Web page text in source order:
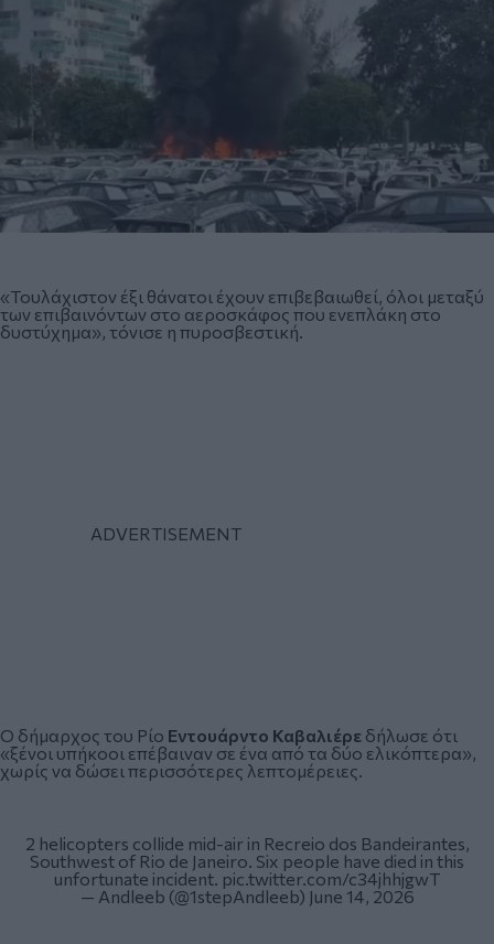
«Τουλάχιστον έξι θάνατοι έχουν επιβεβαιωθεί, όλοι μεταξύ
των επιβαινόντων στο αεροσκάφος που ενεπλάκη στο
δυστύχημα», τόνισε η πυροσβεστική.
Ο δήμαρχος του Ρίο Εντουάρντο Καβαλιέρε δήλωσε ότι
«ξένοι υπήκοοι επέβαιναν σε ένα από τα δύο ελικόπτερα»,
χωρίς να δώσει περισσότερες λεπτομέρειες.
2 helicopters collide mid-air in Recreio dos Bandeirantes,
Southwest of Rio de Janeiro. Six people have died in this
unfortunate incident. pic.twitter.com/c34jhhjgwT
— Andleeb (@1stepAndleeb) June 14, 2026